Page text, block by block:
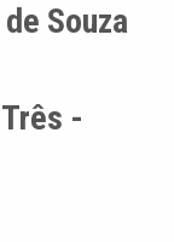
Souza
-